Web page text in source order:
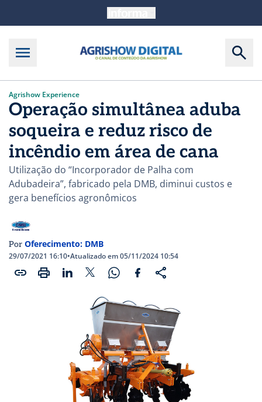
Agrishow Experience
Operação simultânea aduba
soqueira e reduz risco de
incêndio em área de cana
Utilização do “Incorporador de Palha com
Adubadeira”, fabricado pela DMB, diminui custos e
gera benefícios agronômicos
Por Oferecimento: DMB
29/07/2021 16:10•Atualizado em 05/11/2024 10:54